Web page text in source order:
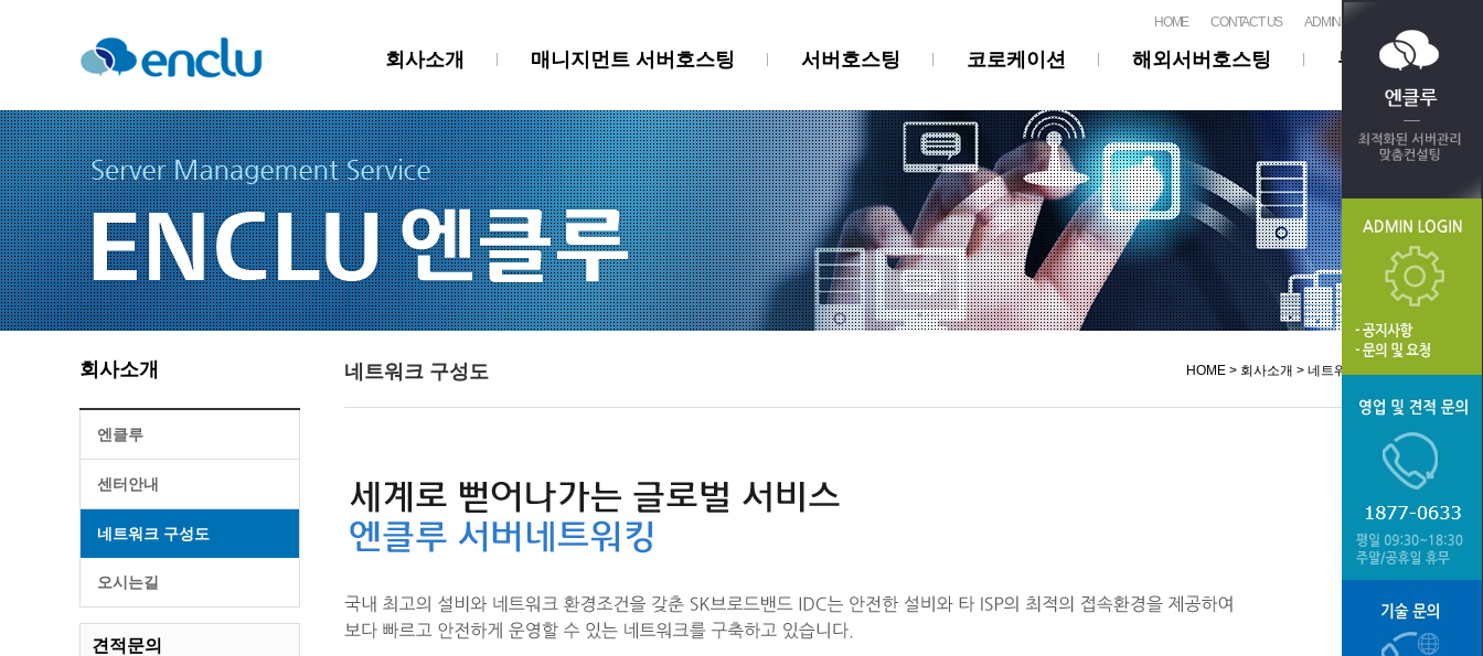
HOME CONTACT US ADMIN
회사소개 매니지먼트 서버호스팅 서버호스팅 코로케이션 해외서버호스팅 부가서비스
회사소개
엔클루
센터안내
네트워크 구성도
오시는길
견적문의
HOME > 회사소개 > 네트워크 구성도
네트워크 구성도